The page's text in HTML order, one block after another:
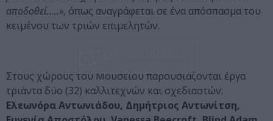
αποδοθεί…..», όπως αναγράφεται σε ένα απόσπασμα του
κειμένου των τριών επιμελητών.
Στους χώρους του Μουσείου παρουσιάζονται έργα
τριάντα δύο (32) καλλιτεχνών και σχεδιαστών:
Ελεωνόρα Αντωνιάδου, Δημήτριος Αντωνίτση,